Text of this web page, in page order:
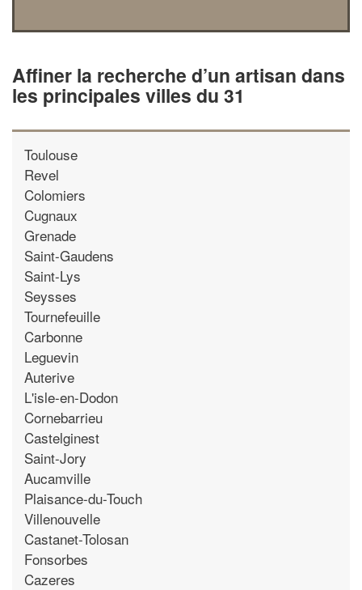
Affiner la recherche d’un artisan dans
les principales villes du 31
Toulouse
Revel
Colomiers
Cugnaux
Grenade
Saint-Gaudens
Saint-Lys
Seysses
Tournefeuille
Carbonne
Leguevin
Auterive
L'isle-en-Dodon
Cornebarrieu
Castelginest
Saint-Jory
Aucamville
Plaisance-du-Touch
Villenouvelle
Castanet-Tolosan
Fonsorbes
Cazeres